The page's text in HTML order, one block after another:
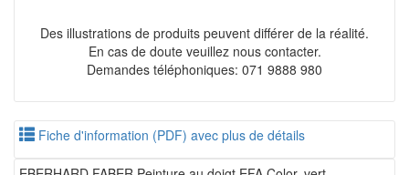
Des illustrations de produits peuvent différer de la réalité.
En cas de doute veuillez nous contacter.
Demandes téléphoniques: 071 9888 980
Fiche d'information (PDF) avec plus de détails